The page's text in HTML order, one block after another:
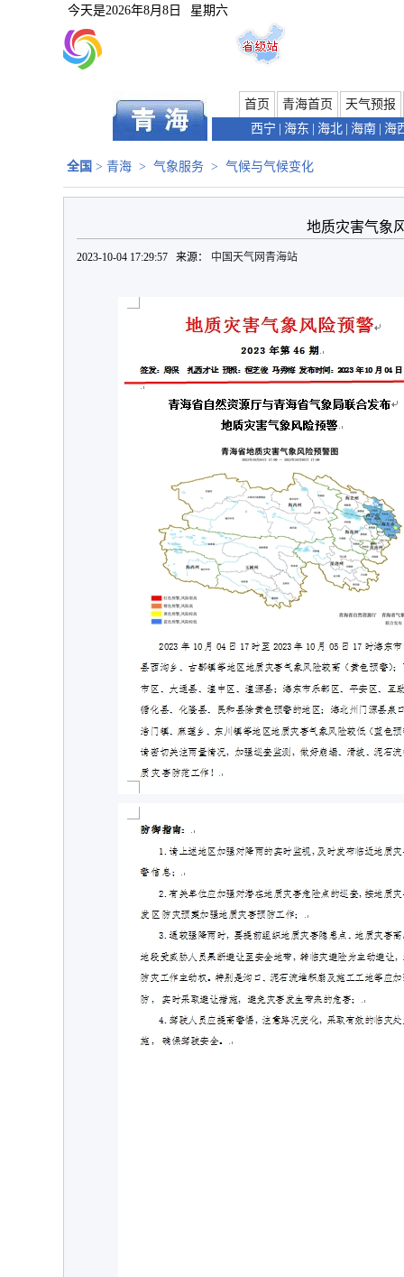
今天是2026年8月8日 星期六
首页 青海首页
天气预报
西宁
海东 海北 海南 海
全国 > 青海 > 气象服务 > 气候与气候变化
地质灾害气象
2023-10-04 17:29:57 来源： 中国天气网青海站